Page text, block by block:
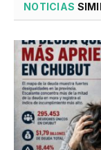
NOTICIAS